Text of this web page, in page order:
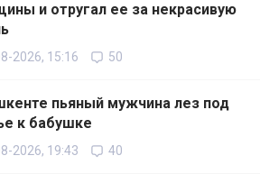
и отругал ее за некрасивую
2026, 15:16 50
пьяный мужчина лез под
к бабушке
2026, 19:43 40